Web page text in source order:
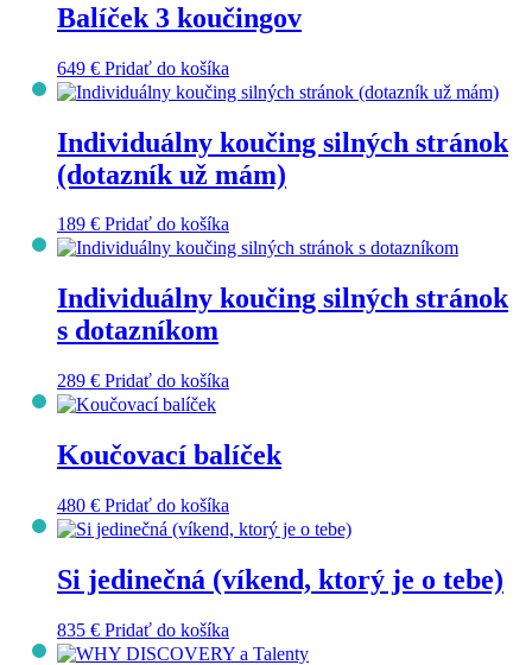
Balíček 3 koučingov
649 € Pridať do košíka
Individuálny koučing silných stránok
(dotazník už mám)
189 € Pridať do košíka
Individuálny koučing silných stránok
s dotazníkom
289 € Pridať do košíka
Koučovací balíček
480 € Pridať do košíka
Si jedinečná (víkend, ktorý je o tebe)
835 € Pridať do košíka